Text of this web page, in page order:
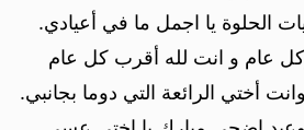
الحلوة يا اجمل ما في أعيادي.
عام و انت لله أقرب كل عام
أختي الرائعة التي دوما بجانبي.